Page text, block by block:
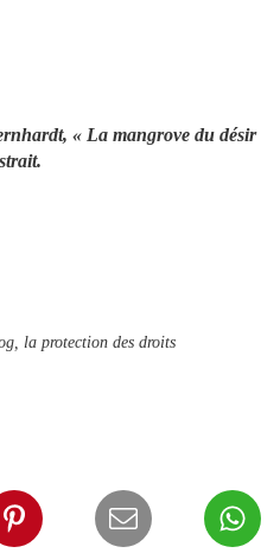
« La mangrove du désir
la protection des droits